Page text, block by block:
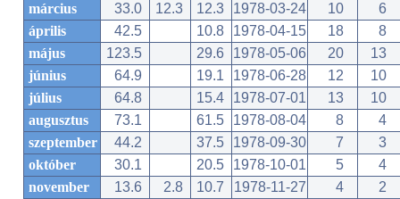
március
33.0 12.3 12.3 1978-03-24 10
6
április
42.5 10.8 1978-04-15 18
8
május
123.5 29.6 1978-05-06 20
13
június
64.9 19.1 1978-06-28 12
10
július
64.8 15.4 1978-07-01 13
10
augusztus
73.1 61.5 1978-08-04 8
4
szeptember
44.2 37.5 1978-09-30 7
3
október
30.1 20.5 1978-10-01 5
4
november
13.6 2.8 10.7 1978-11-27 4
2